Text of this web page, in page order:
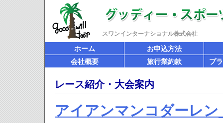
スワンインターナショナル株式会社
ホーム
お申込方法
会社概要
旅行業約款 プ
レース紹介・大会案内
アイアンマンコダーレン